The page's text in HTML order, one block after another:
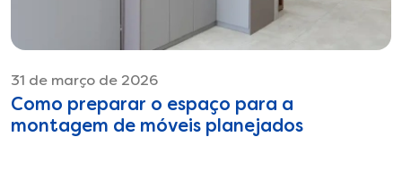
31 de março de 2026
Como preparar o espaço para a
montagem de móveis planejados